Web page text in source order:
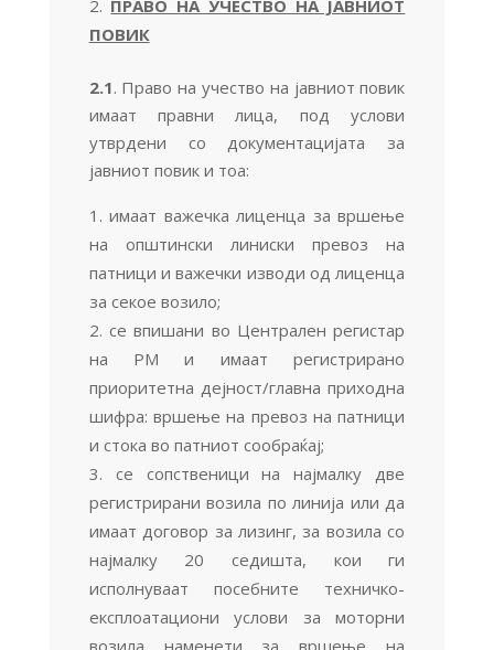
ПРАВО НА УЧЕСТВО НА ЈАВНИОТ
ПОВИК
2.1. Право на учество на јавниот повик
имаат правни лица, под услови
утврдени со документацијата за
јавниот повик и тоа:
имаат важечка лиценца за вршење
на општински линиски превоз на
патници и важечки изводи од лиценца
за секое возило;
се впишани во Централен регистар
на РМ и имаат регистрирано
приоритетна дејност/главна приходна
шифра: вршење на превоз на патници
и стока во патниот сообраќај;
се сопственици на најмалку две
регистрирани возила по линија или да
имаат договор за лизинг, за возила со
најмалку 20 седишта, кои ги
исполнуваат посебните техничко-
експлоатациони услови за моторни
возила наменети за вршење на